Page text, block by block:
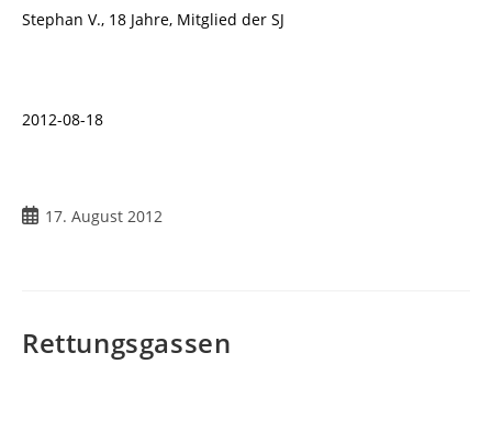
Stephan V., 18 Jahre, Mitglied der SJ
2012-08-18
17. August 2012
Rettungsgassen